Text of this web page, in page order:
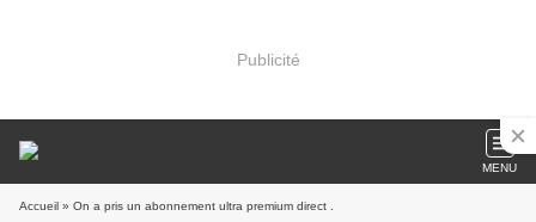
Publicité
MENU
Accueil » On a pris un abonnement ultra premium direct .